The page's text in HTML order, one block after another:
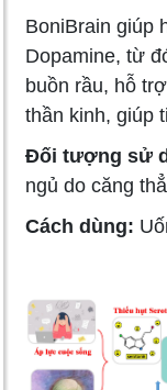
BoniBrain giúp
Dopamine, từ
buồn rầu, hỗ
thần kinh, giúp
Đối tượng sử
ngủ do căng
Cách dùng: